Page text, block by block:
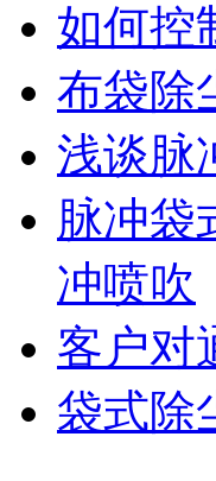
如何控
布袋除
浅谈脉
脉冲袋
冲喷吹
客户对
袋式除